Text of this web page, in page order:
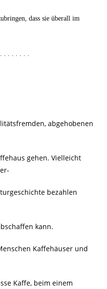
dass sie überall im
. . . . . . .
abgehobenen
gehen. Vielleicht
bezahlen
kann.
Kaffehäuser und
Kaffe, beim einem